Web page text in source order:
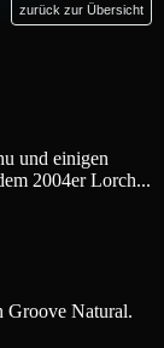
zurück zur Übersicht
und einigen
2004er Lorch...
Groove Natural.